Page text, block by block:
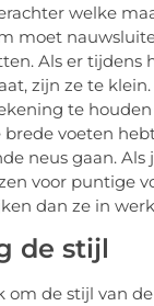
welke
moet
Als er tijdens
zijn ze te
te
brede voeten
neus gaan. Als
voor puntige
dan ze in
de stijl
om de stijl van